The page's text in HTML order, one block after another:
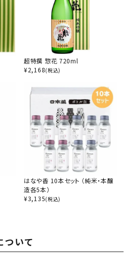
超特撰 惣花 720ml
¥2,168(税込)
はなや香 10本セット （純米・本醸
造各5本）
¥3,135(税込)
いて